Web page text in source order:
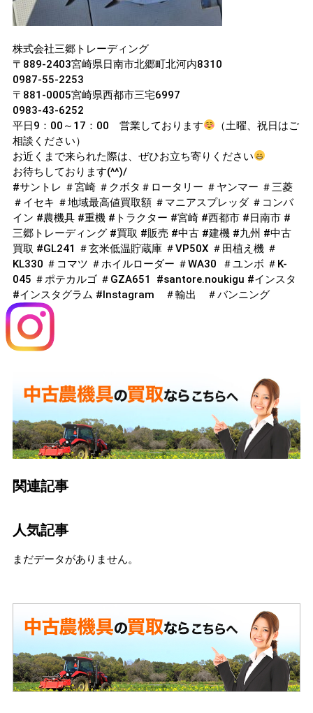
株式会社三郷トレーディング
〒889-2403宮崎県日南市北郷町北河内8310
0987-55-2253
〒881-0005宮崎県西都市三宅6997
0983-43-6252
平日9：00～17：00 営業しております
（土曜、祝日はご
相談ください）
お近くまで来られた際は、ぜひお立ち寄りください
お待ちしております(^^)/
#サントレ ＃宮崎 ＃クボタ＃ロータリー ＃ヤンマー ＃三菱
＃イセキ ＃地域最高値買取額 ＃マニアスプレッダ ＃コンバ
イン #農機具 #重機 #トラクター #宮崎 #西都市 #日南市 #
三郷トレーディング #買取 #販売 #中古 #建機 #九州 #中古
買取 #GL241 ＃玄米低温貯蔵庫 ＃VP50X ＃田植え機 ＃
KL330 ＃コマツ ＃ホイルローダー ＃WA30 ＃ユンボ ＃K-
045 ＃ポテカルゴ ＃GZA651 #santore.noukigu #インスタ
#インスタグラム #Instagram ＃輸出 ＃バンニング
関連記事
人気記事
まだデータがありません。